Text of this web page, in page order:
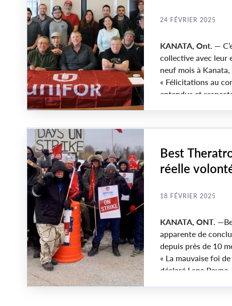
24 FÉVRIER 2025
KANATA, Ont. —
collective avec leur
neuf mois à
« Félicitations au
entendus et
Best
réelle
18 FÉVRIER 2025
KANATA, ONT.
apparente de
depuis près de 10
« La mauvaise foi
déclaré Lana